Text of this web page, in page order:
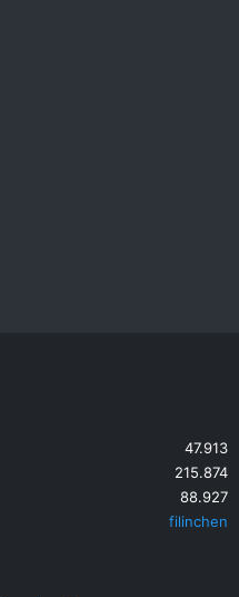
47.913
215.874
88.927
filinchen